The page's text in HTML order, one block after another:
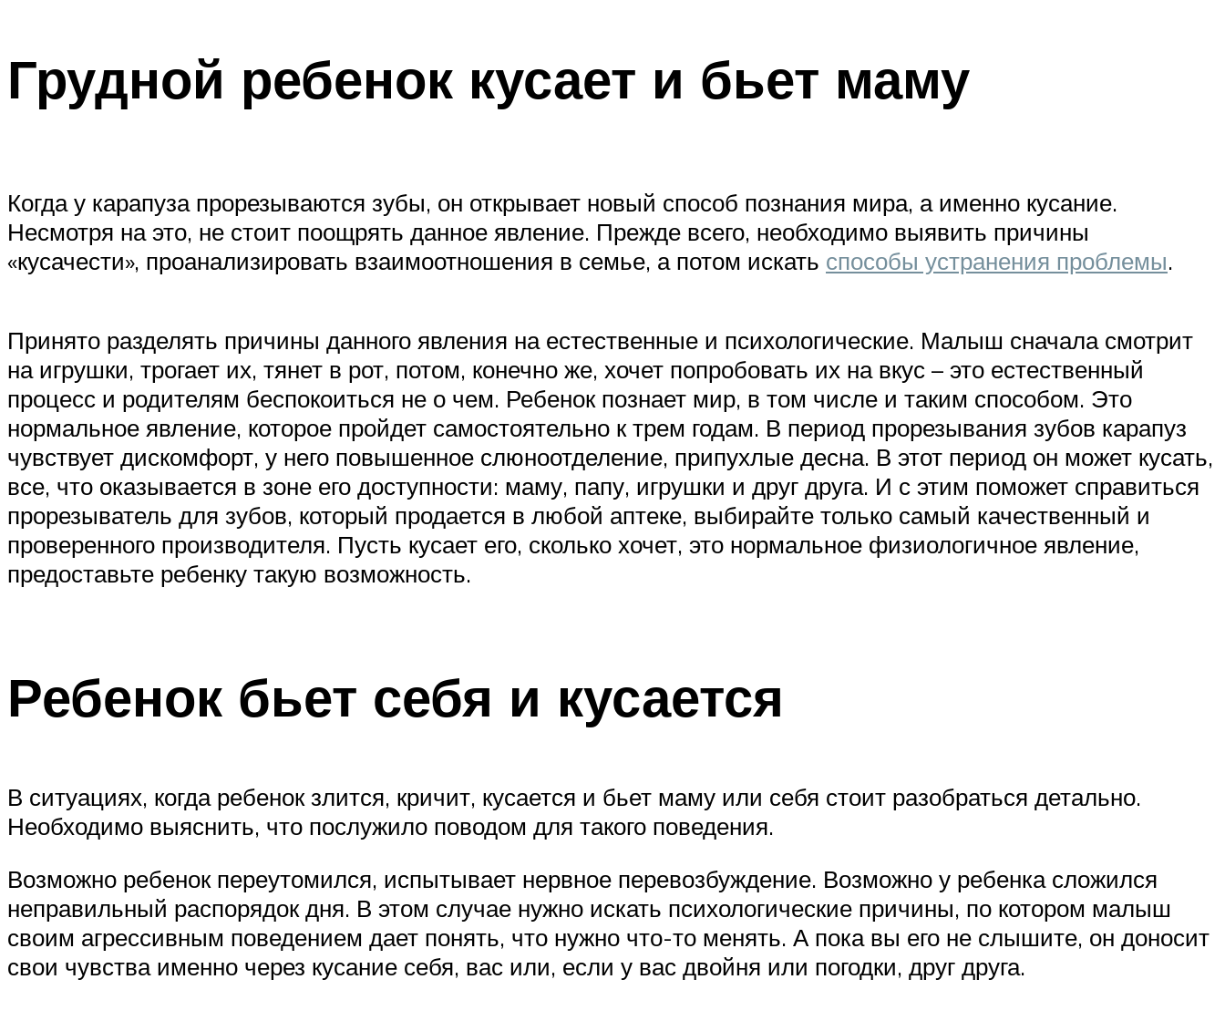
Грудной ребенок кусает и бьет маму
Когда у карапуза прорезываются зубы, он открывает новый способ познания мира, а именно кусание.
Несмотря на это, не стоит поощрять данное явление. Прежде всего, необходимо выявить причины
«кусачести», проанализировать взаимоотношения в семье, а потом искать способы устранения проблемы.
Принято разделять причины данного явления на естественные и психологические. Малыш сначала смотрит
на игрушки, трогает их, тянет в рот, потом, конечно же, хочет попробовать их на вкус – это естественный
процесс и родителям беспокоиться не о чем. Ребенок познает мир, в том числе и таким способом. Это
нормальное явление, которое пройдет самостоятельно к трем годам. В период прорезывания зубов карапуз
чувствует дискомфорт, у него повышенное слюноотделение, припухлые десна. В этот период он может кусать,
все, что оказывается в зоне его доступности: маму, папу, игрушки и друг друга. И с этим поможет справиться
прорезыватель для зубов, который продается в любой аптеке, выбирайте только самый качественный и
проверенного производителя. Пусть кусает его, сколько хочет, это нормальное физиологичное явление,
предоставьте ребенку такую возможность.
Ребенок бьет себя и кусается
В ситуациях, когда ребенок злится, кричит, кусается и бьет маму или себя стоит разобраться детально.
Необходимо выяснить, что послужило поводом для такого поведения.
Возможно ребенок переутомился, испытывает нервное перевозбуждение. Возможно у ребенка сложился
неправильный распорядок дня. В этом случае нужно искать психологические причины, по котором малыш
своим агрессивным поведением дает понять, что нужно что-то менять. А пока вы его не слышите, он доносит
свои чувства именно через кусание себя, вас или, если у вас двойня или погодки, друг друга.